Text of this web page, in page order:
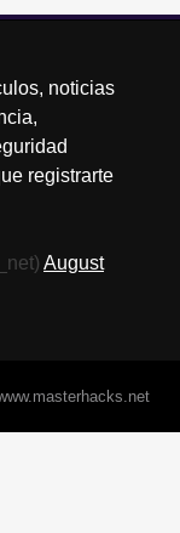
noticias
registrarte
August